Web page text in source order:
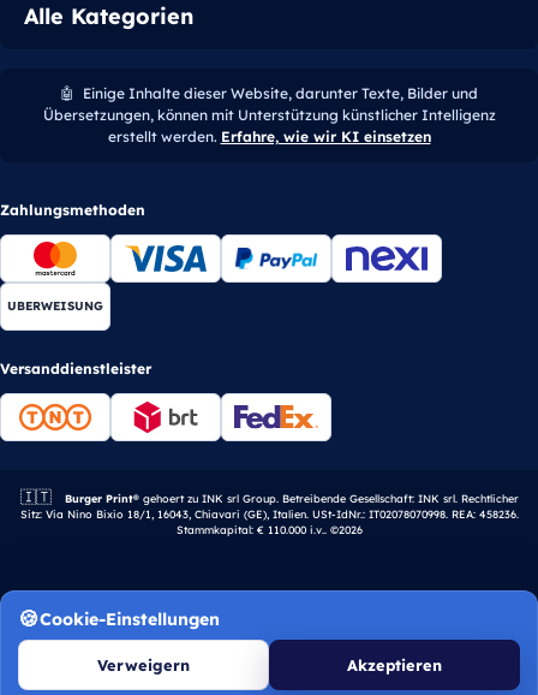
Alle Kategorien
🤖
Einige Inhalte dieser Website, darunter Texte, Bilder und
Übersetzungen, können mit Unterstützung künstlicher Intelligenz
erstellt werden. Erfahre, wie wir KI einsetzen
Zahlungsmethoden
UBERWEISUNG
Versanddienstleister
🇮🇹 Italienisches Unternehmen.
Burger Print®gehoert zu INK srl Group. Betreibende Gesellschaft: INK srl. Rechtlicher
Sitz: Via Nino Bixio 18/1, 16043, Chiavari (GE), Italien. USt-IdNr.: IT02078070998. REA: 458236.
Stammkapital: € 110.000 i.v.. ©2026
Cookie-Einstellungen
Verweigern Akzeptieren